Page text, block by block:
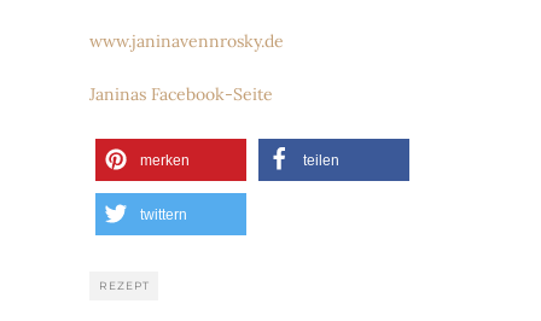
www.janinavennrosky.de
Janinas Facebook-Seite
merken teilen
twittern
REZEPT